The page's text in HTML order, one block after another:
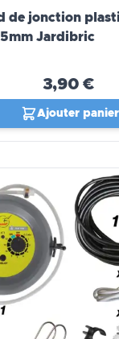
de jonction
Jardibric
3,90 €
Ajouter panier